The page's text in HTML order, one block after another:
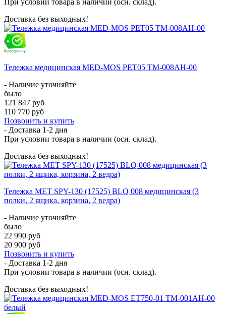
Доставка без выходных!
Тележка медицинская MED-MOS РЕТ05 ТМ-008АН-00
- Наличие уточняйте
было
121 847 руб
110 770 руб
Позвонить и купить
- Доставка 1-2 дня
При условии товара в наличии (осн. склад).
Доставка без выходных!
Тележка МЕТ SPY-130 (17525) BLQ 008 медицинская (3
полки, 2 ящика, корзина, 2 ведра)
- Наличие уточняйте
было
22 990 руб
20 900 руб
Позвонить и купить
- Доставка 1-2 дня
При условии товара в наличии (осн. склад).
Доставка без выходных!